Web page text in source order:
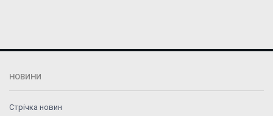
НОВИНИ
Стрічка новин